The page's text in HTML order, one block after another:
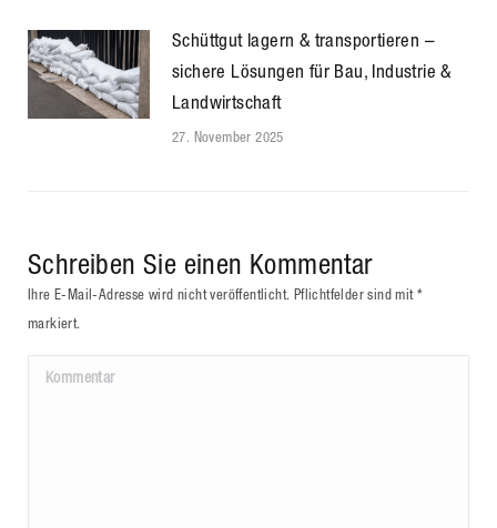
Schüttgut lagern & transportieren –
sichere Lösungen für Bau, Industrie &
Landwirtschaft
27. November 2025
Schreiben Sie einen Kommentar
Ihre E-Mail-Adresse wird nicht veröffentlicht. Pflichtfelder sind mit *
markiert.
Kommentar